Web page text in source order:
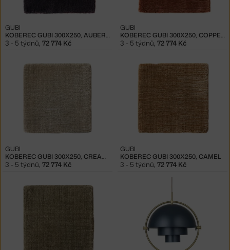
KOBEREC GUBI 300X250, AUBERGINE
GUBI
3 - 5 týdnů 72 774 Kč
KOBEREC GUBI 300X250, COPPER
GUBI
3 - 5 týdnů 72 774 Kč
KOBEREC GUBI 300X250, CREAMY PEARL
GUBI
3 - 5 týdnů 72 774 Kč
KOBEREC GUBI 300X250, CAMEL
GUBI
3 - 5 týdnů 72 774 Kč